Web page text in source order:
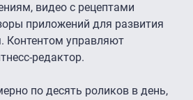
видео с рецептами
приложений для развития
Контентом управляют
редактор.
по десять роликов в день,